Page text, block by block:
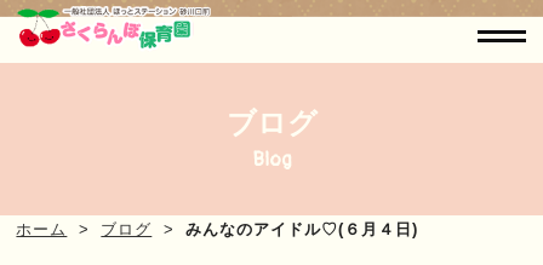
ブログ
Blog
ホーム ブログ みんなのアイドル♡(６月４日)